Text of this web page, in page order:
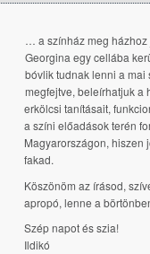
… a színház meg házhoz
Georgina egy cellába
bóvlik tudnak lenni a mai
megfejtve, beleírhatjuk a
erkölcsi tanításait,
a színi előadások terén
Magyarországon, hiszen
fakad.
Köszönöm az írásod,
apropó, lenne a
Szép napot és szia!
Ildikó